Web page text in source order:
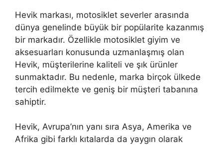
Hevik markası, motosiklet severler arasında
dünya genelinde büyük bir popülarite kazanmış
bir markadır. Özellikle motosiklet giyim ve
aksesuarları konusunda uzmanlaşmış olan
Hevik, müşterilerine kaliteli ve şık ürünler
sunmaktadır. Bu nedenle, marka birçok ülkede
tercih edilmekte ve geniş bir müşteri tabanına
sahiptir.
Hevik, Avrupa’nın yanı sıra Asya, Amerika ve
Afrika gibi farklı kıtalarda da yaygın olarak